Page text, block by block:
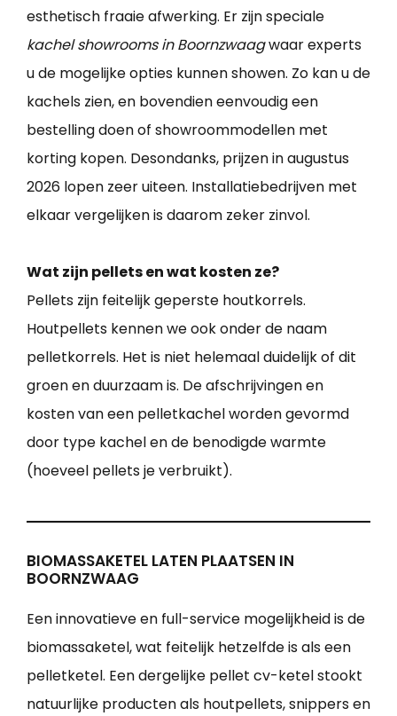
esthetisch fraaie afwerking. Er zijn speciale
kachel showrooms in Boornzwaagwaar experts
u de mogelijke opties kunnen showen. Zo kan u de
kachels zien, en bovendien eenvoudig een
bestelling doen of showroommodellen met
korting kopen. Desondanks, prijzen in augustus
2026 lopen zeer uiteen. Installatiebedrijven met
elkaar vergelijken is daarom zeker zinvol.
Wat zijn pellets en wat kosten ze?
Pellets zijn feitelijk geperste houtkorrels.
Houtpellets kennen we ook onder de naam
pelletkorrels. Het is niet helemaal duidelijk of dit
groen en duurzaam is. De afschrijvingen en
kosten van een pelletkachel worden gevormd
door type kachel en de benodigde warmte
(hoeveel pellets je verbruikt).
BIOMASSAKETEL LATEN PLAATSEN IN
BOORNZWAAG
Een innovatieve en full-service mogelijkheid is de
biomassaketel, wat feitelijk hetzelfde is als een
pelletketel. Een dergelijke pellet cv-ketel stookt
natuurlijke producten als houtpellets, snippers en